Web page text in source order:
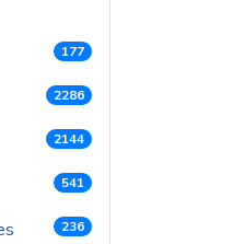
177
2286
2144
541
236